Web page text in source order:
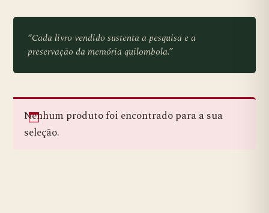
“Cada livro vendido sustenta a pesquisa e a
preservação da memória quilombola.”
Nenhum produto foi encontrado para a sua
seleção.